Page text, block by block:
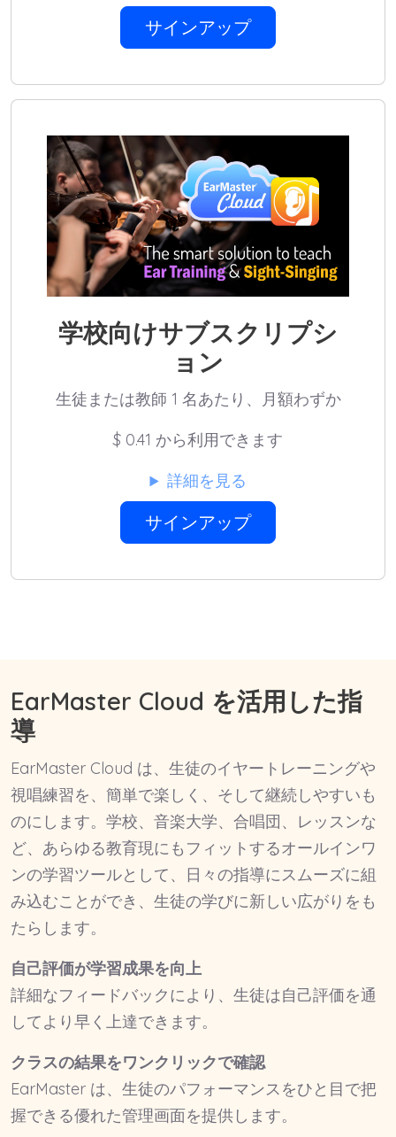
サインアップ
学校向けサブスクリプシ
ョン
生徒または教師 1 名あたり、月額わずか
$ 0.41 から利用できます
詳細を見る
サインアップ
EarMaster Cloud を活用した指
導
EarMaster Cloud は、生徒のイヤートレーニングや
視唱練習を、簡単で楽しく、そして継続しやすいも
のにします。学校、音楽大学、合唱団、レッスンな
ど、あらゆる教育現にもフィットするオールインワ
ンの学習ツールとして、日々の指導にスムーズに組
み込むことができ、生徒の学びに新しい広がりをも
たらします。
自己評価が学習成果を向上
詳細なフィードバックにより、生徒は自己評価を通
してより早く上達できます。
クラスの結果をワンクリックで確認
EarMaster は、生徒のパフォーマンスをひと目で把
握できる優れた管理画面を提供します。